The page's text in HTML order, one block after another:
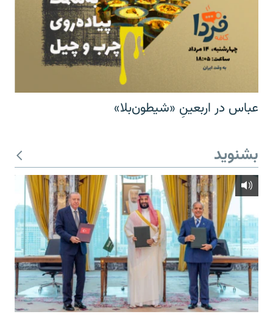
عباس در اربعینِ «شیطون‌بلا»
بشنوید